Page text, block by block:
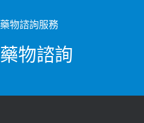
藥物諮詢服務
藥物諮詢